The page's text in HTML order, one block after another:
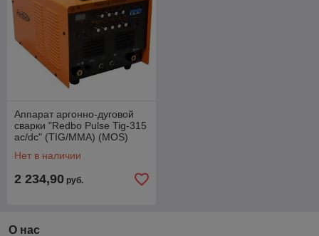
Аппарат аргонно-дуговой
сварки "Redbo Pulse Tig-315
ac/dc" (TIG/MMA) (MOS)
Нет в наличии
2 234,90 руб.
О нас